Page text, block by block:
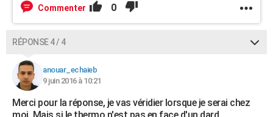
Commenter 0
RÉPONSE 4 / 4
anouar_echaieb
9 juin 2016 à 10:21
Merci pour la réponse, je vas véridier lorsque je serai chez